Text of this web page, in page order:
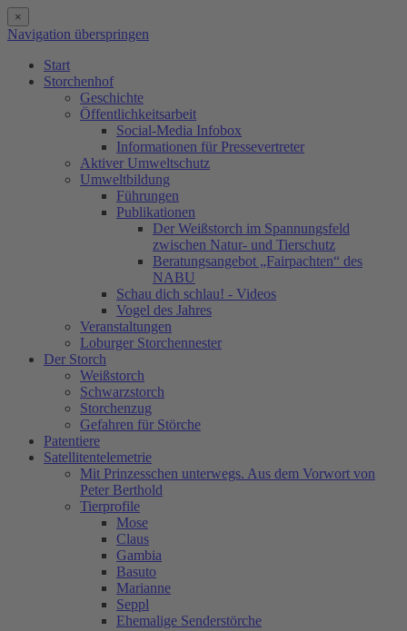
×
Navigation überspringen
Start
Storchenhof
Geschichte
Öffentlichkeitsarbeit
Social-Media Infobox
Informationen für Pressevertreter
Aktiver Umweltschutz
Umweltbildung
Führungen
Publikationen
Der Weißstorch im Spannungsfeld
zwischen Natur- und Tierschutz
Beratungsangebot „Fairpachten“ des
NABU
Schau dich schlau! - Videos
Vogel des Jahres
Veranstaltungen
Loburger Storchennester
Der Storch
Weißstorch
Schwarzstorch
Storchenzug
Gefahren für Störche
Patentiere
Satellitentelemetrie
Mit Prinzesschen unterwegs. Aus dem Vorwort von
Peter Berthold
Tierprofile
Mose
Claus
Gambia
Basuto
Marianne
Seppl
Ehemalige Senderstörche